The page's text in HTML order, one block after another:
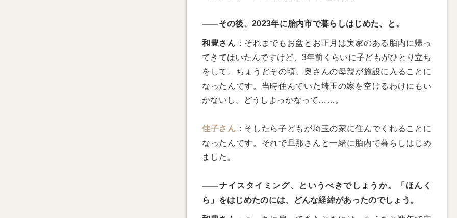
――その後、2023年に胎内市で暮らしはじめた、と。
和豊さん ：それまでもお盆とお正月は実家のある胎内に帰っ
てきてはいたんですけど、3年前くらいに子どもがひとり立ち
をして。ちょうどその頃、奥さんの母親が施設に入ることに
なったんです。当時住んでいた埼玉の家を空けるわけにもい
かないし、どうしよっかなって……。
佳子さん ：そしたら子どもが埼玉の家に住んでくれることに
なったんです。それで旦那さんと一緒に胎内で暮らしはじめ
ました。
――ナイスタイミング、というべきでしょうか。「ほんく
ら」をはじめたのには、どんな経緯があったのでしょう。